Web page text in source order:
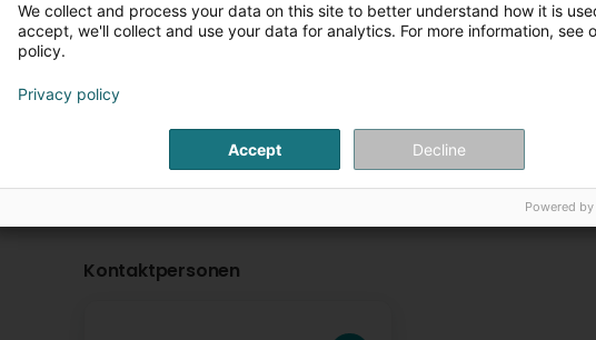
Kontaktpersonen
We collect and process your data on this site to better understand how it is
accept, we'll collect and use your data for analytics. For more information, see
policy.
Privacy policy
Accept Decline
Powered by